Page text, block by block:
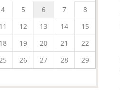
4 5 6 7
8
11 12 13 14
15
18 19 20 21
22
26 27 28
29